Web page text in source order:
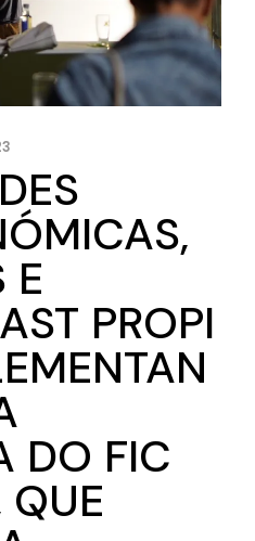
E
PROPI
DO FIC
QUE